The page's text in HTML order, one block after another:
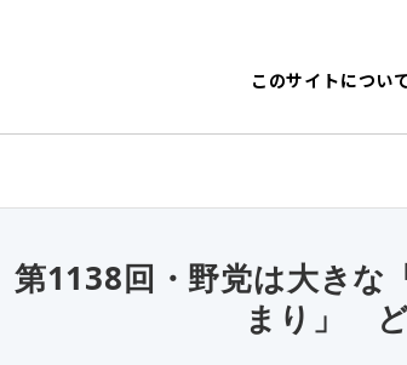
このサイトについ
第1138回・野党は大き
まり」